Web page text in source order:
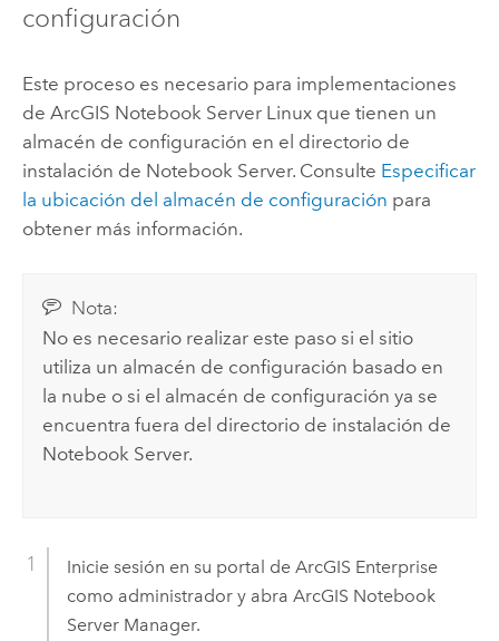
configuración
Este proceso es necesario para implementaciones
de ArcGIS Notebook Server Linuxque tienen un
almacén de configuración en el directorio de
instalación de Notebook Server. Consulte Especificar
la ubicación del almacén de configuración para
obtener más información.
Nota:
No es necesario realizar este paso si el sitio
utiliza un almacén de configuración basado en
la nube o si el almacén de configuración ya se
encuentra fuera del directorio de instalación de
Notebook Server.
Inicie sesión en su portal de ArcGIS Enterprise
como administrador y abra ArcGIS Notebook
ServerManager.